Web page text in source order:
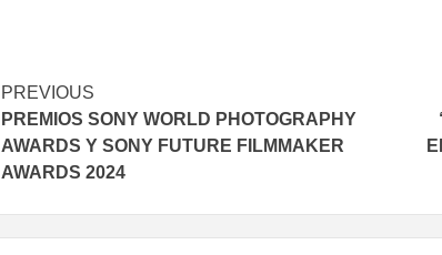
Post
navigation
PREVIOUS
PREMIOS SONY WORLD PHOTOGRAPHY
AWARDS Y SONY FUTURE FILMMAKER
AWARDS 2024